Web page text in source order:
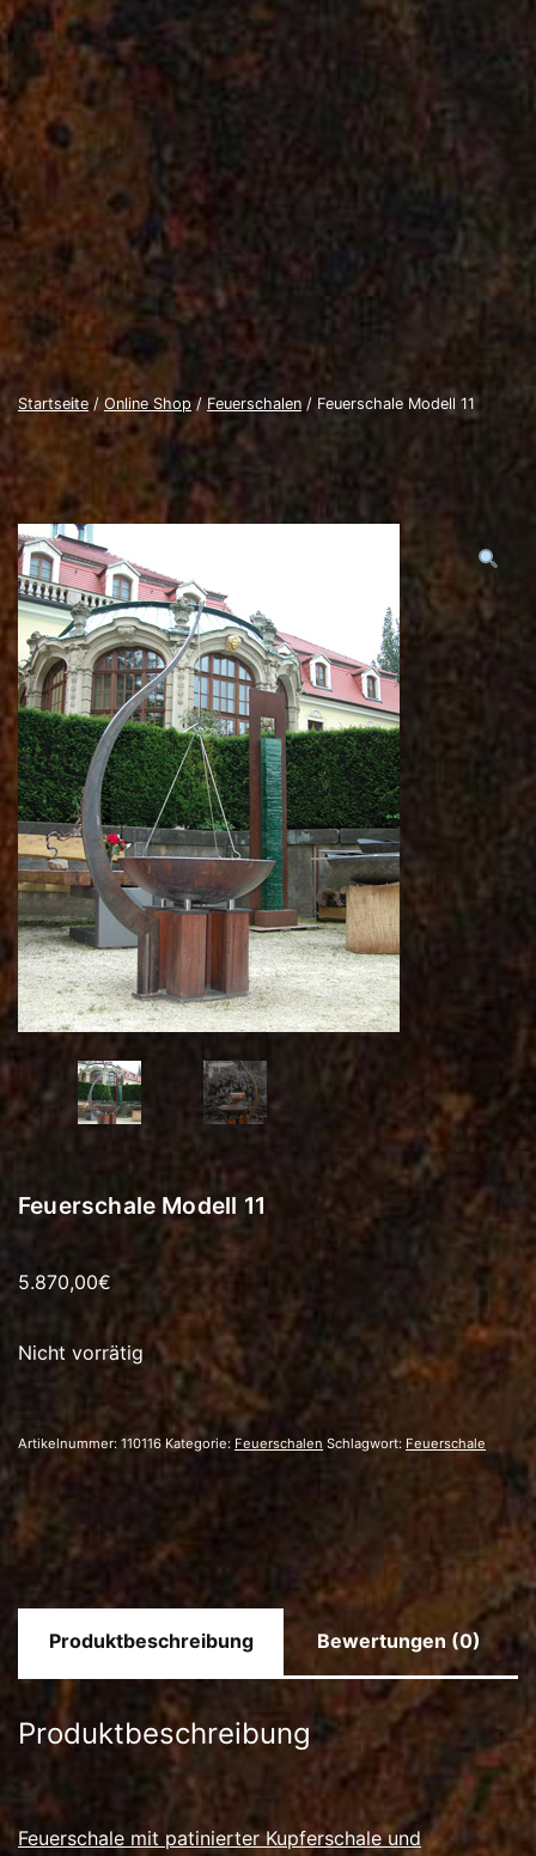
Startseite / Online Shop / Feuerschalen / Feuerschale Modell 11
Feuerschale Modell 11
5.870,00€
Nicht vorrätig
Artikelnummer: 110116 Kategorie: Feuerschalen Schlagwort: Feuerschale
Produktbeschreibung Bewertungen (0)
Produktbeschreibung
Feuerschale mit patinierter Kupferschale und